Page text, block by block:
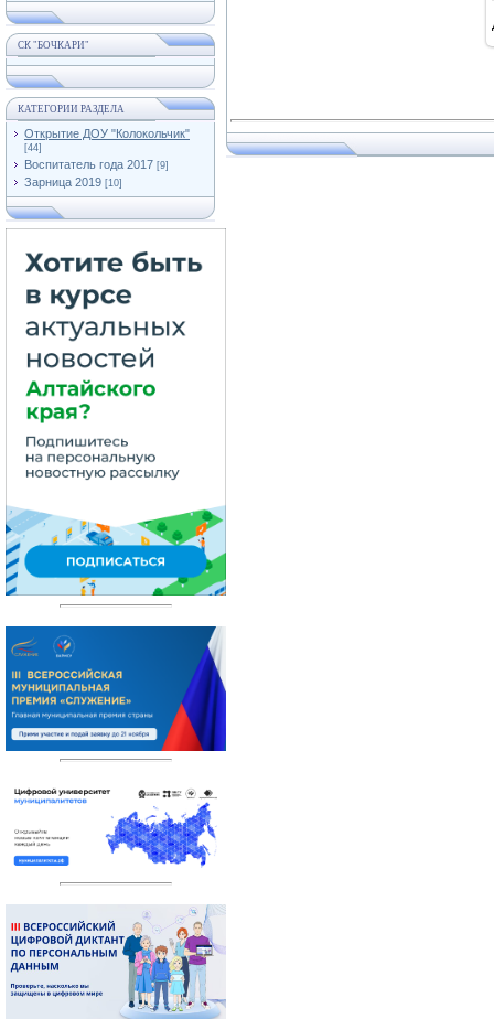
СК "БОЧКАРИ"
КАТЕГОРИИ РАЗДЕЛА
Открытие ДОУ "Колокольчик"
[44]
Воспитатель года 2017 [9]
Зарница 2019 [10]